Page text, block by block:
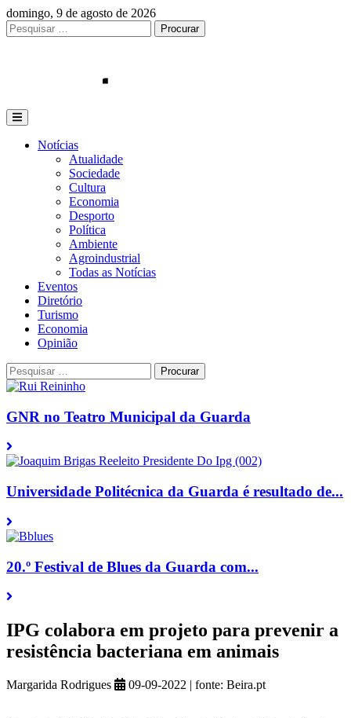
Skip
to
content
domingo, 9 de agosto de 2026
Procurar
por:
Procurar
Notícias
Atualidade
Sociedade
Cultura
Economia
Desporto
Política
Ambiente
Agroindustrial
Todas as Notícias
Eventos
Diretório
Turismo
Economia
Opinião
Procurar
por:
Procurar
GNR no Teatro Municipal da Guarda
Universidade Politécnica da Guarda é resultado de...
20.º Festival de Blues da Guarda com...
IPG colabora em projeto para prevenir a
resistência bacteriana em animais
Margarida Rodrigues 09-09-2022 | fonte: Beira.pt